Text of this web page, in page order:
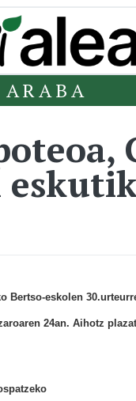
ARABA
Bertso-eskolen
24an. Aihotz